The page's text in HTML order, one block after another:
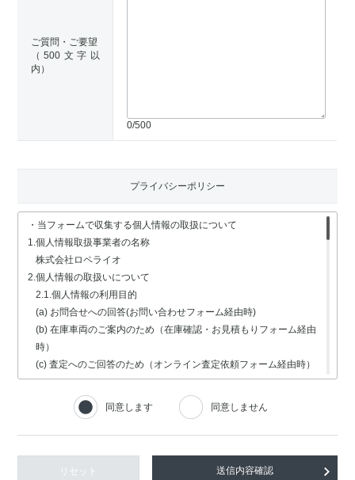
ご質問・ご要望
（500文字以
内）
0/500
プライバシーポリシー
・当フォームで収集する個人情報の取扱について
1.個人情報取扱事業者の名称
株式会社ロペライオ
2.個人情報の取扱いについて
2.1.個人情報の利用目的
(a) お問合せへの回答(お問い合わせフォーム経由時)
(b) 在庫車両のご案内のため（在庫確認・お見積もりフォーム経由
時）
(c) 査定へのご回答のため（オンライン査定依頼フォーム経由時）
(d) 車検・修理関連の回答のため（車検・修理の受付フォーム経由
(e) 採用選考業務（採用情報フォーム経由時）
2.2.個人情報の取扱いの委託
情報の安全管理が図られるよう、充分な保護水準を備えている委託
同意します 同意しません
リセット